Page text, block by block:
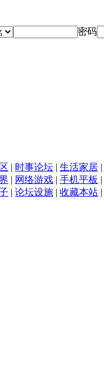
密码
| 时事论坛 | 生活家居 |
| 网络游戏 | 手机平板 |
| 论坛设施 | 收藏本站 |